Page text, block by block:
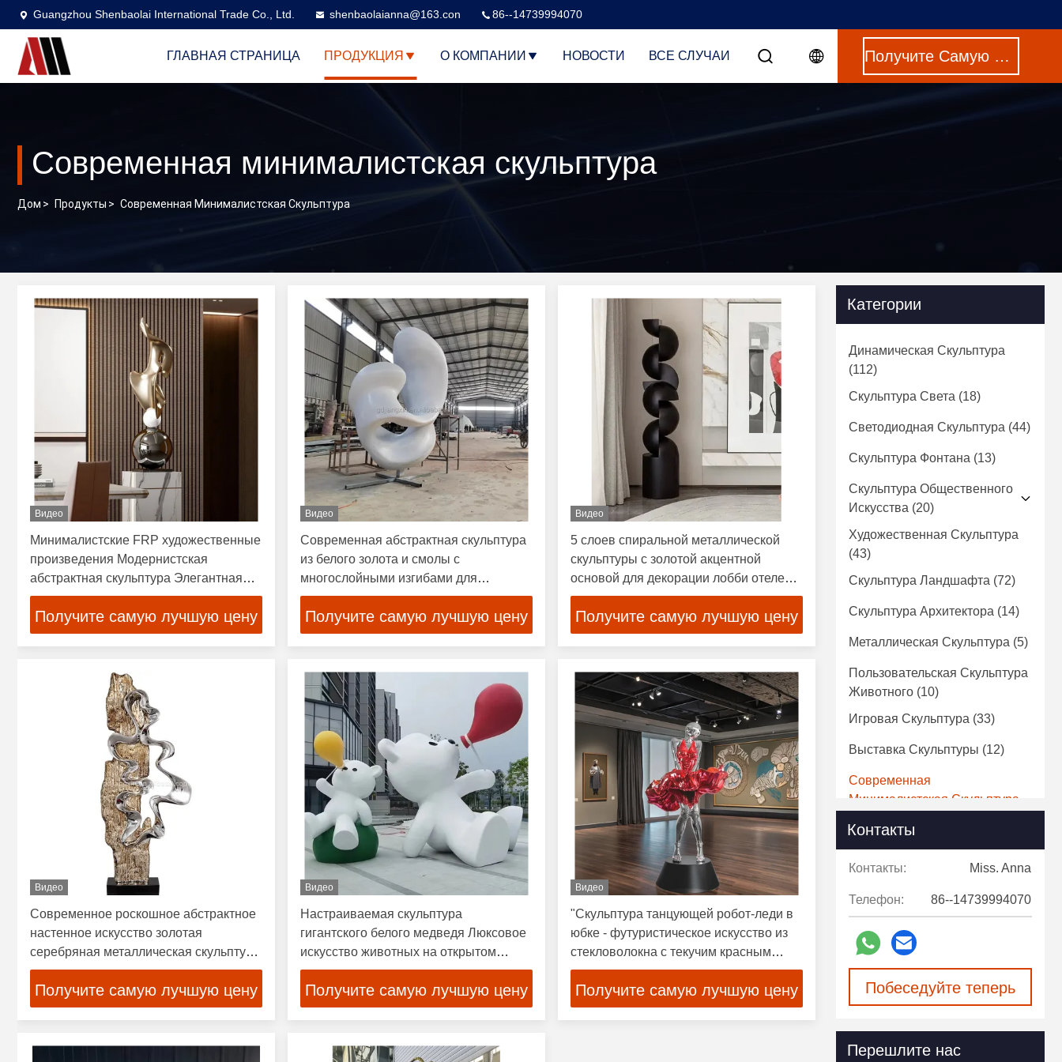
Guangzhou Shenbaolai International Trade Co., Ltd. shenbaolaianna@163.con 86--14739994070
ГЛАВНАЯ СТРАНИЦА ПРОДУКЦИЯ О КОМПАНИИ НОВОСТИ ВСЕ СЛУЧАИ Получите Самую Лучшую Цену
Современная минималистская скульптура
Дом > Продукты > Современная Минималистская Скульптура
Видео
Минималистские FRP художественные
произведения Модернистская
абстрактная скульптура Элегантная
стекловолокна центральная часть
Получите самую лучшую цену
Видео
Современная абстрактная скульптура
из белого золота и смолы с
многослойными изгибами для
роскошного холла
Получите самую лучшую цену
Видео
5 слоев спиральной металлической
скульптуры с золотой акцентной
основой для декорации лобби отелей 5
звезд
Получите самую лучшую цену
Видео
Современное роскошное абстрактное
настенное искусство золотая
серебряная металлическая скульптура
с мраморным основанием из смолы
Получите самую лучшую цену
Видео
Настраиваемая скульптура
гигантского белого медведя Люксовое
искусство животных на открытом
воздухе Красочные воздушные шары
Получите самую лучшую цену
Видео
"Скульптура танцующей робот-леди в
юбке - футуристическое искусство из
стекловолокна с текучим красным
платьем и металлическим телом для
современных пространств"
Получите самую лучшую цену
Категории
Динамическая Скульптура
(112)
Скульптура Света (18)
Светодиодная Скульптура (44)
Скульптура Фонтана (13)
Скульптура Общественного
Искусства (20)
Художественная Скульптура
(43)
Скульптура Ландшафта (72)
Скульптура Архитектора (14)
Металлическая Скульптура (5)
Пользовательская Скульптура
Животного (10)
Игровая Скульптура (33)
Выставка Скульптуры (12)
Современная
Минималистская Скульптура
(38)
Стекловолокна
Статуя Из Стекловолокна
Декоративная Скульптура(4)
Декоративная Настенная
Контакты
Контакты: Miss. Anna
Телефон: 86--14739994070
Побеседуйте теперь
Перешлите нас